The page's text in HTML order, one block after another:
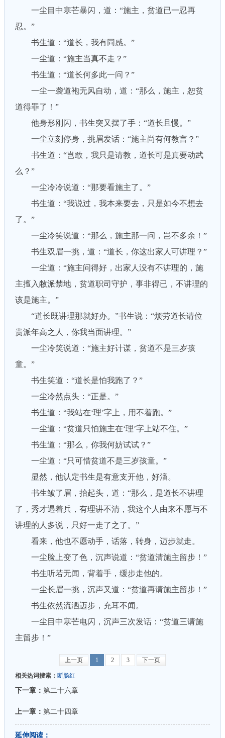
一尘目中寒芒暴闪，道：“施主，贫道已一忍再
忍。”
书生道：“道长，我有同感。”
一尘道：“施主当真不走？”
书生道：“道长何多此一问？”
一尘一袭道袍无风自动，道：“那么，施主，恕贫
道得罪了！”
他身形刚闪，书生突又摆了手：“道长且慢。”
一尘立刻停身，挑眉发话：“施主尚有何教言？”
书生道：“岂敢，我只是请教，道长可是真要动武
么？”
一尘冷冷说道：“那要看施主了。”
书生道：“我说过，我本来要去，只是如今不想去
了。”
一尘冷笑说道：“那么，施主那一问，岂不多余！”
书生双眉一挑，道：“道长，你这出家人可讲理？”
一尘道：“施主问得好，出家人没有不讲理的，施
主擅入敝派禁地，贫道职司守护，事非得已，不讲理的
该是施主。”
“道长既讲理那就好办。”书生说：“烦劳道长请位
贵派年高之人，你我当面讲理。”
一尘冷笑说道：“施主好计谋，贫道不是三岁孩
童。”
书生笑道：“道长是怕我跑了？”
一尘冷然点头：“正是。”
书生道：“我站在‘理’字上，用不着跑。”
一尘道：“贫道只怕施主在‘理’字上站不住。”
书生道：“那么，你我何妨试试？”
一尘道：“只可惜贫道不是三岁孩童。”
显然，他认定书生是有意支开他，好溜。
书生皱了眉，抬起头，道：“那么，是道长不讲理
了，秀才遇着兵，有理讲不清，我这个人由来不愿与不
讲理的人多说，只好一走了之了。”
看来，他也不愿动手，话落，转身，迈步就走。
一尘脸上变了色，沉声说道：“贫道清施主留步！”
书生听若无闻，背着手，缓步走他的。
一尘长眉一挑，沉声又道：“贫道再请施主留步！”
书生依然流洒迈步，充耳不闻。
一尘目中寒芒电闪，沉声三次发话：“贫道三请施
主留步！”
上一页 1 2 3 下一页
相关热词搜索： 断肠红
下一章： 第二十六章
上一章： 第二十四章
延伸阅读：